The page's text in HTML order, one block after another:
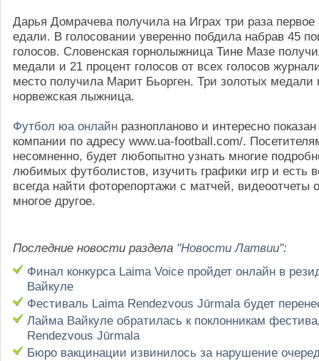
Дарья Домрачева получила на Играх три раза первое
едали. В голосовании уверенно побдила набрав 45
голосов. Словенская горнолыжница Тине Мазе
медали и 21 процент голосов от всех голосов
место получила Марит Бьорген. Три золотых медали
норвежская лыжница.
Футбол юа онлайн разнопланово и интересно
компании по адресу www.ua-football.com/.
несомненно, будет любопытно узнать многие
любимых футболистов, изучить графики игр и есть
всегда найти фоторепортажи с матчей, видеоотчеты
многое другое.
Последние новости раздела "Новости Латвии":
Финал конкурса Laima Voice пройдет онлайн в
Вайкуле
Фестиваль Laima Rendezvous Jūrmala будет
Лайма Вайкуле обратилась к поклонникам
Rendezvous Jūrmala
Бюро вакцинации извинилось за нарушение